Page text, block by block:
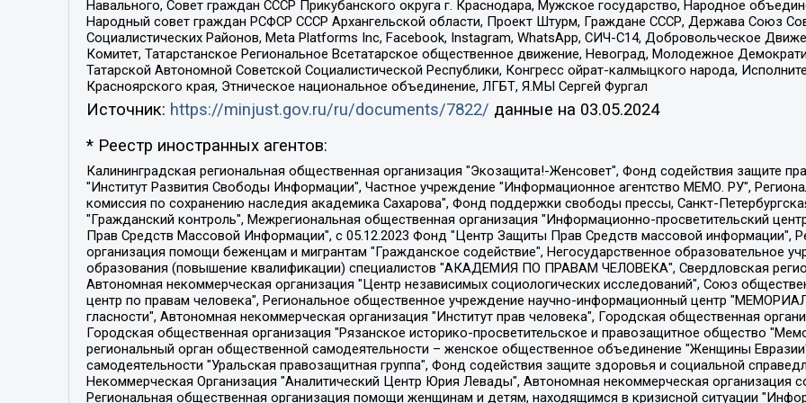
Навального, Совет граждан СССР Прикубанского округа г. Краснодара, Мужское государство, Народное
Народный совет граждан РСФСР СССР Архангельской области, Проект Штурм, Граждане СССР, Держава Союз
Социалистических Районов, Meta Platforms Inc, Facebook, Instagram, WhatsApp, СИЧ-С14, Добровольческое
Комитет, Татарстанское Региональное Всетатарское общественное движение, Невоград, Молодежное
Татарской Автономной Советской Социалистической Республики, Конгресс ойрат-калмыцкого народа,
Красноярского края, Этническое национальное объединение, ЛГБТ, Я.МЫ Сергей Фургал
Источник: https://minjust.gov.ru/ru/documents/7822/ данные на 03.05.2024
* Реестр иностранных агентов:
Калининградская региональная общественная организация "Экозащита!-Женсовет", Фонд содействия защите прав и свобод граждан "Общественный вердикт", Фонд "Институт Развития Свободы Информации", Частное учреждение "Информационное агентство МЕМО. РУ", Региональная общественная организация "Общественная комиссия по сохранению наследия академика Сахарова", Фонд поддержки свободы прессы, Санкт-Петербургская общественная правозащитная организация "Гражданский контроль", Межрегиональная общественная организация "Информационно-просветительский центр "Мемориал", Региональный Фонд "Центр Защиты Прав Средств Массовой Информации", с 05.12.2023 Фонд "Центр Защиты Прав Средств массовой информации", Региональная общественная благотворительная организация помощи беженцам и мигрантам "Гражданское содействие", Негосударственное образовательное учреждение дополнительного профессионального образования (повышение квалификации) специалистов "АКАДЕМИЯ ПО ПРАВАМ ЧЕЛОВЕКА", Свердловская региональная общественная организация "Сутяжник", Автономная некоммерческая организация "Центр независимых социологических исследований", Союз общественных объединений "Российский исследовательский центр по правам человека", Региональное общественное учреждение научно-информационный центр "МЕМОРИАЛ", Некоммерческая организация "Фонд защиты гласности", Автономная некоммерческая организация "Институт прав человека", Городская общественная организация "Екатеринбургское общество "МЕМОРИАЛ", Городская общественная организация "Рязанское историко-просветительское и правозащитное общество "Мемориал" (Рязанский Мемориал), Челябинский региональный орган общественной самодеятельности – женское общественное объединение "Женщины Евразии", Челябинский региональный орган общественной самодеятельности "Уральская правозащитная группа", Фонд содействия защите здоровья и социальной справедливости имени Андрея Рылькова, Автономная Некоммерческая Организация "Аналитический Центр Юрия Левады", Автономная некоммерческая организация социальной поддержки населения "Проект Апрель", Региональная общественная организация помощи женщинам и детям, находящимся в кризисной ситуации "Информационно-методический центр "Анна", Фонд содействия развитию массовых коммуникаций и правовому просвещению "Так-так-Так", Фонд содействия устойчивому развитию "Серебряная тайга", Свердловский региональный общественный фонд социальных проектов "Новое время", "Idel.Реалии", Кавказ.Реалии, Крым.Реалии, Телеканал Настоящее Время, Татаро-башкирская служба Радио Свобода (Azatliq Radiosi), Радио Свободная Европа/Радио Свобода (PCE/PC), "Сибирь.Реалии", "Фактограф", Благотворительный фонд помощи осужденным и их семьям, Автономная некоммерческая организация "Институт глобализации и социальных движений", Фонд "В защиту прав заключенных", Частное учреждение "Центр поддержки и содействия развитию средств массовой информации", Пензенский региональный общественный благотворительный фонд "Гражданский союз", "Север.Реалии", Некоммерческая организация Фонд "Правовая инициатива", Общество с ограниченной ответственностью "Радио Свободная Европа/Радио Свобода", Чешское информационное агентство "MEDIUM-ORIENT", Красноярская региональная общественная организация "Мы против СПИДа", Камалягин Денис Николаевич, Маркелов Сергей Евгеньевич, Пономарев Лев Александрович, Савицкая Людмила Алексеевна, Автономная некоммерческая организация "Центр по работе с проблемой насилия "НАСИЛИЮ.НЕТ", Межрегиональный профессиональный союз работников здравоохранения "Альянс врачей", Юридическое лицо, зарегистрированное в Латвийской Республике, SIA "Medusa Project" (регистрационный номер 40103797863, дата регистрации 10.06.2014), Некоммерческая организация "Фонд по борьбе с коррупцией", Автономная некоммерческая организация "Институт права и публичной политики", Баданин Роман Сергеевич, Гликин Максим Александрович, Железнова Мария Михайловна, Лукьянова Юлия Сергеевна, Маетная Елизавета Витальевна, Маняхин Петр Борисович, Чуракова Ольга Владимировна, Ярош Юлия Петровна, Юридическое лицо "The Insider SIA", зарегистрированное в Риге, Латвийская Республика (дата регистрации 26.06.2015), являющееся администратором доменного имени интернет-издания "The Insider SIA", https://theins.ru, Постернак Алексей Евгеньевич, Рубин Михаил Аркадьевич, Анин Роман Александрович, Юридическое лицо Istories fonds, зарегистрированное в Латвийской Республике (регистрационный номер 50008295751, дата регистрации 24.02.2020), Великовский Дмитрий Александрович, Долинина Ирина Николаевна, Мароховская Алеся Алексеевна, Шлейнов Роман Юрьевич, Шмагун Олеся Валентиновна, Общество с ограниченной ответственностью "Альтаир 2021", Общество с ограниченной ответственностью "Вега 2021", Общество с ограниченной ответственностью "Главный редактор 2021", Общество с ограниченной ответственностью "Ромашки монолит", Важенков Артем Валерьевич, Ивановская областная общественная организация "Центр гендерных исследований", Гурман Юрий Альбертович, Медиапроект "ОВД-Инфо", Егоров Владимир Владимирович, Жилинский Владимир Александрович, Общество с ограниченной ответственностью "ЗП", Иванова София Юрьевна, Карезина Инна Павловна, Кильтау Екатерина Викторовна, Петров Алексей Викторович, Пискунов Сергей Евгеньевич, Смирнов Сергей Сергеевич, Тихонов Михаил Сергеевич, Общество с ограниченной ответственностью "ЖУРНАЛИСТ-ИНОСТРАННЫЙ АГЕНТ", Арапова Галина Юрьевна, Вольтская Татьяна Анатольевна, Американская компания "Mason G.E.S. Anonymous Foundation" (США), являющаяся владельцем интернет-издания https://mnews.world/, Компания "Stichting Bellingcat", зарегистрированная в Нидерландах (дата регистрации 11.07.2018), Захаров Андрей Вячеславович, Клепиковская Екатерина Дмитриевна, Общество с ограниченной ответственностью "МЕМО", Перл Роман Александрович, Симонов Евгений Алексеевич, Соловьева Елена Анатольевна, Сотников Даниил Владимирович, Сурначева Елизавета Дмитриевна, Автономная некоммерческая организация по защите прав человека и информированию населения "Якутия – Наше Мнение", Общество с ограниченной ответственностью "Москоу диджитал медиа", с 26.01.2023 Общество с ограниченной ответственностью "Чайка Белые сады", Ветошкина Валерия Валерьевна, Заговора Максим Александрович, Межрегиональное общественное движение "Российская ЛГБТ - сеть", Оленичев Максим Владимирович, Павлов Иван Юрьевич, Скворцова Елена Сергеевна, Общество с ограниченной ответственностью "Как бы инагент", Кочетков Игорь Викторович, Общество с ограниченной ответственностью "Честные выборы", Еланчик Олег Александрович, Общество с ограниченной ответственностью "Нобелевский призыв", Гималова Регина Эмилевна, Григорьев Андрей Валерьевич, Григорьева Алина Александровна, Ассоциация по содействию защите прав призывников, альтернативнослужащих и военнослужащих "Правозащитная группа